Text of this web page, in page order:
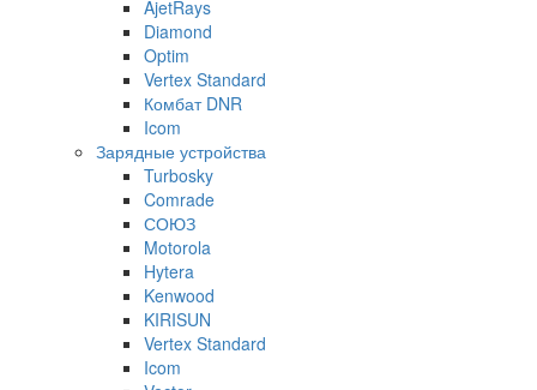
AjetRays
Diamond
Optim
Vertex Standard
Комбат DNR
Icom
Зарядные устройства
Turbosky
Comrade
СОЮЗ
Motorola
Hytera
Kenwood
KIRISUN
Vertex Standard
Icom